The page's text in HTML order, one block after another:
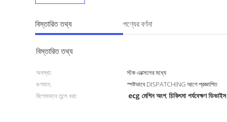
বিস্তারিত তথ্য পণ্যের বর্ণনা
বিস্তারিত তথ্য
অবস্থা: স্টক এক্সেলের মধ্যে
গুণমান:
স্পষ্টভাবে DISPATCHING আগে প্রজ্ঞাপিত
বিশেষভাবে তুলে ধরা:
ecg মেশিন অংশ,চিকিৎসা পর্যবেক্ষণ ডিভাইস